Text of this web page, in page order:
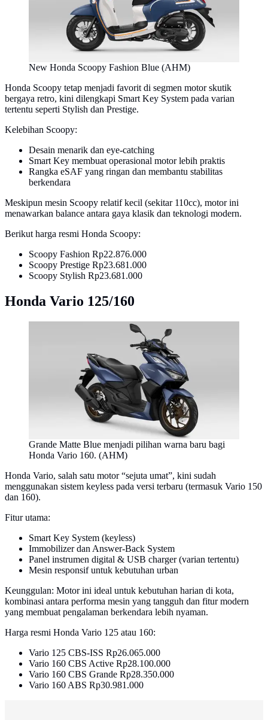
New Honda Scoopy Fashion Blue (AHM)
Honda Scoopy tetap menjadi favorit di segmen motor skutik
bergaya retro, kini dilengkapi Smart Key System pada varian
tertentu seperti Stylish dan Prestige.
Kelebihan Scoopy:
Desain menarik dan eye-catching
Smart Key membuat operasional motor lebih praktis
Rangka eSAF yang ringan dan membantu stabilitas
berkendara
Meskipun mesin Scoopy relatif kecil (sekitar 110cc), motor ini
menawarkan balance antara gaya klasik dan teknologi modern.
Berikut harga resmi Honda Scoopy:
Scoopy Fashion Rp22.876.000
Scoopy Prestige Rp23.681.000
Scoopy Stylish Rp23.681.000
Honda Vario 125/160
Grande Matte Blue menjadi pilihan warna baru bagi
Honda Vario 160. (AHM)
Honda Vario, salah satu motor “sejuta umat”, kini sudah
menggunakan sistem keyless pada versi terbaru (termasuk Vario 150
dan 160).
Fitur utama:
Smart Key System (keyless)
Immobilizer dan Answer-Back System
Panel instrumen digital & USB charger (varian tertentu)
Mesin responsif untuk kebutuhan urban
Keunggulan: Motor ini ideal untuk kebutuhan harian di kota,
kombinasi antara performa mesin yang tangguh dan fitur modern
yang membuat pengalaman berkendara lebih nyaman.
Harga resmi Honda Vario 125 atau 160:
Vario 125 CBS-ISS Rp26.065.000
Vario 160 CBS Active Rp28.100.000
Vario 160 CBS Grande Rp28.350.000
Vario 160 ABS Rp30.981.000